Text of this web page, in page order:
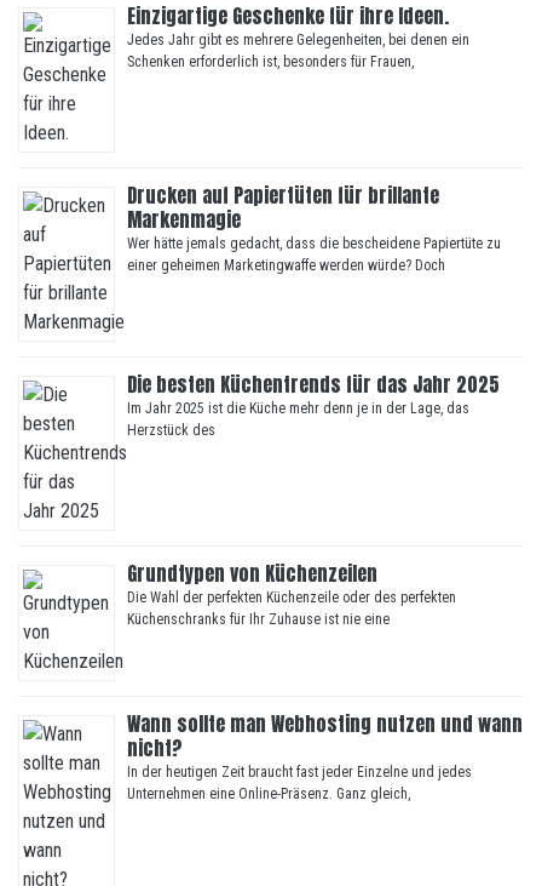
Einzigartige Geschenke für ihre Ideen.
Jedes Jahr gibt es mehrere Gelegenheiten, bei denen ein
Schenken erforderlich ist, besonders für Frauen,
Drucken auf Papiertüten für brillante
Markenmagie
Wer hätte jemals gedacht, dass die bescheidene Papiertüte zu
einer geheimen Marketingwaffe werden würde? Doch
Die besten Küchentrends für das Jahr 2025
Im Jahr 2025 ist die Küche mehr denn je in der Lage, das
Herzstück des
Grundtypen von Küchenzeilen
Die Wahl der perfekten Küchenzeile oder des perfekten
Küchenschranks für Ihr Zuhause ist nie eine
Wann sollte man Webhosting nutzen und wann
nicht?
In der heutigen Zeit braucht fast jeder Einzelne und jedes
Unternehmen eine Online-Präsenz. Ganz gleich,